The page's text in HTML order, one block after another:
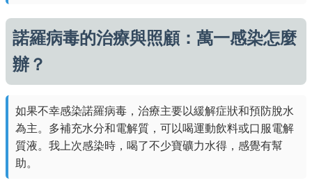
諾羅病毒的治療與照顧：萬一感染怎麼
辦？
如果不幸感染諾羅病毒，治療主要以緩解症狀和預防脫水
為主。多補充水分和電解質，可以喝運動飲料或口服電解
質液。我上次感染時，喝了不少寶礦力水得，感覺有幫
助。